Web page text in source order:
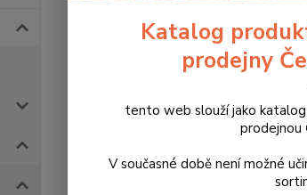
CZ 600 + LUX
Katalog
prodejny
tento web slouží jako
prodejnou
V současné době není možné